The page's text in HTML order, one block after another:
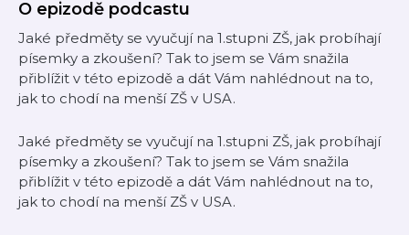
O epizodě podcastu
Jaké předměty se vyučují na 1.stupni ZŠ, jak probíhají
písemky a zkoušení? Tak to jsem se Vám snažila
přiblížit v této epizodě a dát Vám nahlédnout na to,
jak to chodí na menší ZŠ v USA.
Jaké předměty se vyučují na 1.stupni ZŠ, jak probíhají
písemky a zkoušení? Tak to jsem se Vám snažila
přiblížit v této epizodě a dát Vám nahlédnout na to,
jak to chodí na menší ZŠ v USA.